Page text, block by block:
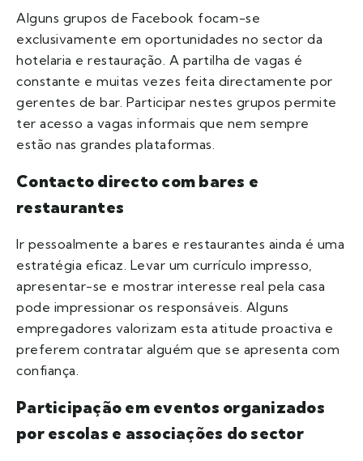
Alguns grupos de Facebook focam-se
exclusivamente em oportunidades no sector da
hotelaria e restauração. A partilha de vagas é
constante e muitas vezes feita directamente por
gerentes de bar. Participar nestes grupos permite
ter acesso a vagas informais que nem sempre
estão nas grandes plataformas.
Contacto directo com bares e
restaurantes
Ir pessoalmente a bares e restaurantes ainda é uma
estratégia eficaz. Levar um currículo impresso,
apresentar-se e mostrar interesse real pela casa
pode impressionar os responsáveis. Alguns
empregadores valorizam esta atitude proactiva e
preferem contratar alguém que se apresenta com
confiança.
Participação em eventos organizados
por escolas e associações do sector